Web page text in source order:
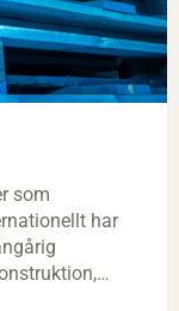
som
har